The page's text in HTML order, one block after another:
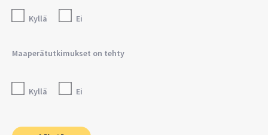
Kyllä Ei
Maaperätutkimukset on tehty
Kyllä Ei